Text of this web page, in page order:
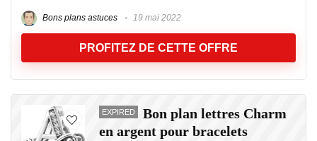
Bons plans astuces 19 mai 2022
PROFITEZ DE CETTE OFFRE
EXPIRED
Bon plan lettres Charm
en argent pour bracelets